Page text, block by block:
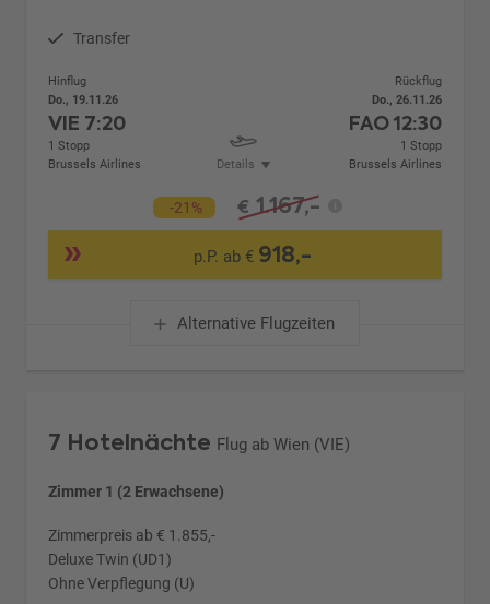
Transfer
Hinflug
Do., 19.11.26
VIE 7:20
1 Stopp
Brussels Airlines
Details
Rückflug
Do., 26.11.26
FAO12:30
1 Stopp
Brussels Airlines
-21% € 1.167,-
p.P. ab € 918,-
Alternative Flugzeiten
7 Hotelnächte Flug ab Wien (VIE)
Zimmer 1 (2 Erwachsene)
Zimmerpreis ab € 1.855,-
Deluxe Twin (UD1)
Ohne Verpflegung (U)